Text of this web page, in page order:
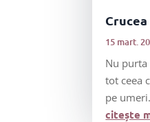
15 mart.
Nu purta
tot ceea
pe
citește